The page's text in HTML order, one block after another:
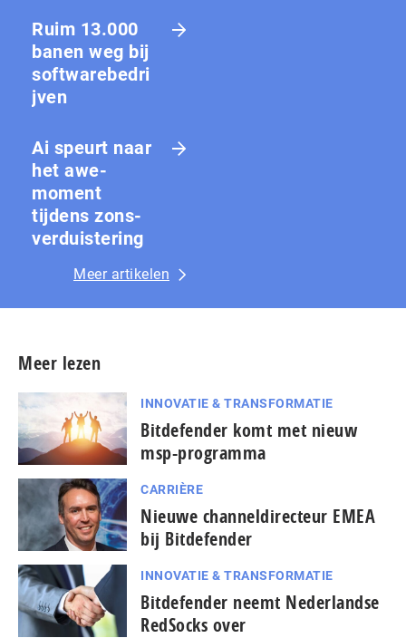
Ruim 13.000
banen weg bij
softwarebedri
jven
Ai speurt naar
het awe-
moment
tijdens zons­
ver­duis­te­ring
Meer artikelen
Meer lezen
INNOVATIE & TRANSFORMATIE
Bitdefender komt met nieuw
msp-programma
CARRIÈRE
Nieuwe channeldirecteur EMEA
bij Bitdefender
INNOVATIE & TRANSFORMATIE
Bitdefender neemt Nederlandse
RedSocks over